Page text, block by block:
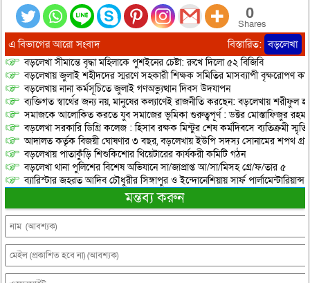
0
Shares
এ বিভাগের আরো সংবাদ বিস্তারিত: বড়লেখা
বড়লেখা সীমান্তে বৃদ্ধা মহিলাকে পুশইনের চেষ্টা: রুখে দিলো ৫২ বিজিবি
বড়লেখায় জুলাই শহীদদের স্মরণে সহকারী শিক্ষক সমিতির মাসব্যাপী বৃক্ষরোপণ
বড়লেখায় নানা কর্মসূচিতে জুলাই গণঅভ্যুত্থান দিবস উদযাপন
ব্যক্তিগত স্বার্থের জন্য নয়, মানুষের কল্যাণেই রাজনীতি করছেন: বড়লেখায় শরীফুল
সমাজকে আলোকিত করতে যুব সমাজের ভূমিকা গুরুত্বপূর্ণ : ডক্টর মোস্তাফিজুর
বড়লেখা সরকারি ডিগ্রি কলেজ : হিসাব রক্ষক মিন্টুর শেষ কর্মদিবসে ব্যতিক্রমী
আদালত কর্তৃক বিজয়ী ঘোষণার ৩ বছর, বড়লেখায় ইউপি সদস্য সোনামের শপথ
বড়লেখায় পাতাকুঁড়ি শিশুকিশোর থিয়েটারের কার্যকরী কমিটি গঠন
বড়লেখা থানা পুলিশের বিশেষ অভিযানে সা/জাপ্রাপ্ত আ/সা/মিসহ গ্রে/ফ/তার ৫
ব্যারিস্টার জহরত আদিব চৌধুরীর সিঙ্গাপুর ও ইন্দোনেশিয়ায় সার্ফ পার্লামেন্টারিয়ান্স
মন্তব্য করুন